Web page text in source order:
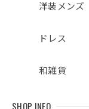
洋装メンズ
ドレス
和雑貨
SHOP INFO